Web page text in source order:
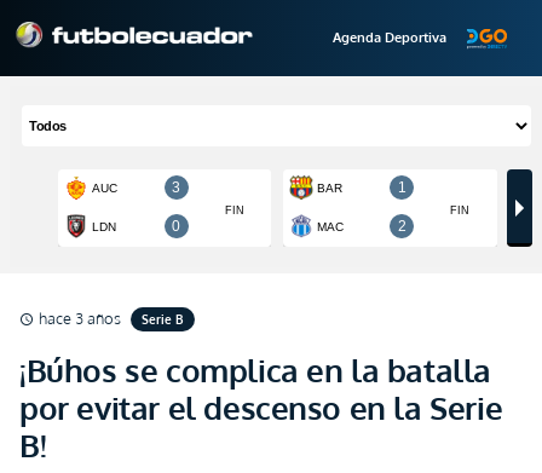
Agenda Deportiva
schedule hace 3 años Serie B
¡Búhos se complica en la batalla
por evitar el descenso en la Serie
B!